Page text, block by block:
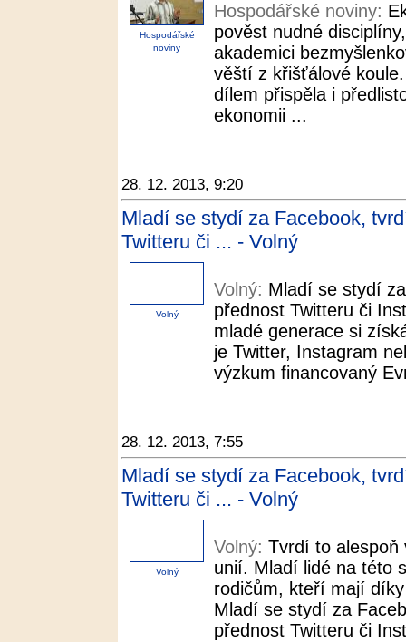
Hospodářské
noviny
Hospodářské noviny:
pověst nudné
akademici
věští z křišťálové
dílem přispěla i
ekonomii ...
28. 12. 2013, 9:20
Mladí se stydí za Facebook,
Twitteru či ... - Volný
Volný
Volný: Mladí se stydí
přednost Twitteru či
mladé generace si
je Twitter, Instagram
výzkum financovaný
28. 12. 2013, 7:55
Mladí se stydí za Facebook,
Twitteru či ... - Volný
Volný
Volný: Tvrdí to alespoň
unií. Mladí lidé na této
rodičům, kteří mají
Mladí se stydí za
přednost Twitteru či